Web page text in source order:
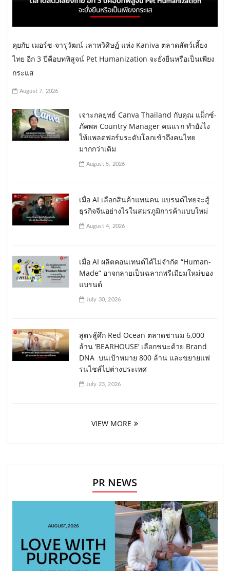
คุยกับ เมอร์ซ-จารุวัฒน์ เลาหวิศิษฏ์ แห่ง Kaniva ตลาดสัตว์เลี้ยง
ไทย อีก 3 ปีคือบทพิสูจน์ Pet Humanization จะยั่งยืนหรือเป็นเพียง
กระแส
August 7, 2026
เจาะกลยุทธ์ Canva Thailand กับคุณ แม็กซ์-
ภัคพล Country Manager คนแรก ทำยังไง
ให้แพลตฟอร์มระดับโลกเข้าถึงคนไทย
มากกว่าเดิม
August 5, 2026
เมื่อ AI เลือกสินค้าแทนคน แบรนด์ไทยจะสู้
ธุรกิจจีนอย่างไรในสมรภูมิการค้าแบบใหม่
August 4, 2026
เมื่อ AI ผลิตคอนเทนต์ได้ไม่จำกัด “Human-
Made” อาจกลายเป็นฉลากพรีเมียมใหม่ของ
แบรนด์
July 30, 2026
สูตรสู้ศึก Red Ocean ตลาดชานม 6,000
ล้าน ‘BEARHOUSE’ เลือกชนะด้วย Brand
DNA บนเป้าหมาย 800 ล้าน และขยายแฟ
รนไชส์ไปต่างประเทศ
July 23, 2026
VIEW MORE
PR NEWS